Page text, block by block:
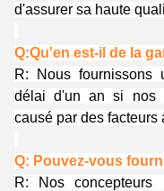
d'assurer sa haute
Q:Qu'en est-il de la
R: Nous fournissons
délai d'un an si nos
causé par des facteurs
Q: Pouvez-vous
R: Nos concepteurs